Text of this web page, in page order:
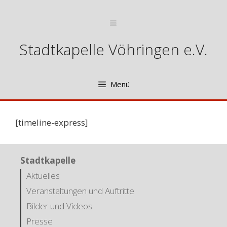
Stadtkapelle Vöhringen e.V.
Menü
[timeline-express]
Stadtkapelle
Aktuelles
Veranstaltungen und Auftritte
Bilder und Videos
Presse